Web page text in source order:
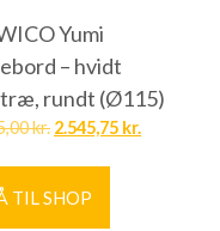
Yumi
– hvidt
rundt (Ø115)
kr. 2.545,75 kr.
TIL SHOP